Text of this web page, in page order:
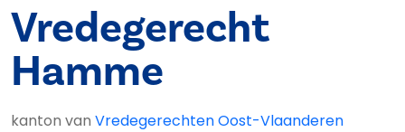
Vredegerecht
Hamme
kanton van Vredegerechten Oost-Vlaanderen